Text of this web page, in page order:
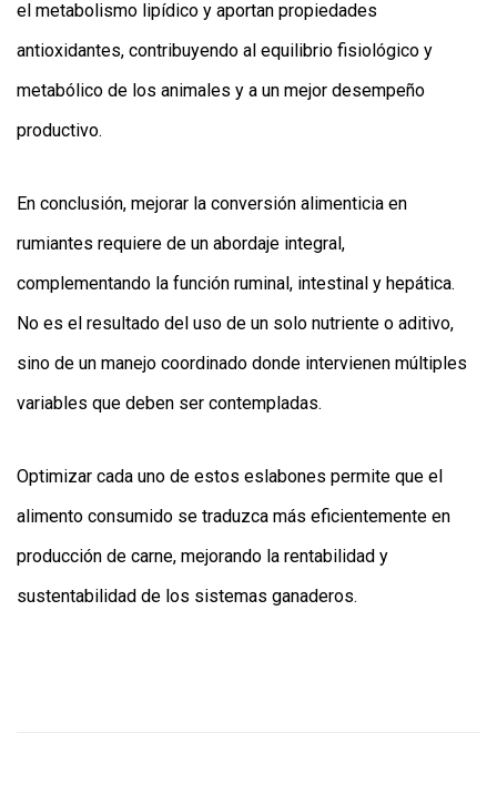
el metabolismo lipídico y aportan propiedades
antioxidantes, contribuyendo al equilibrio fisiológico y
metabólico de los animales y a un mejor desempeño
productivo.
En conclusión, mejorar la conversión alimenticia en
rumiantes requiere de un abordaje integral,
complementando la función ruminal, intestinal y hepática.
No es el resultado del uso de un solo nutriente o aditivo,
sino de un manejo coordinado donde intervienen múltiples
variables que deben ser contempladas.
Optimizar cada uno de estos eslabones permite que el
alimento consumido se traduzca más eficientemente en
producción de carne, mejorando la rentabilidad y
sustentabilidad de los sistemas ganaderos.